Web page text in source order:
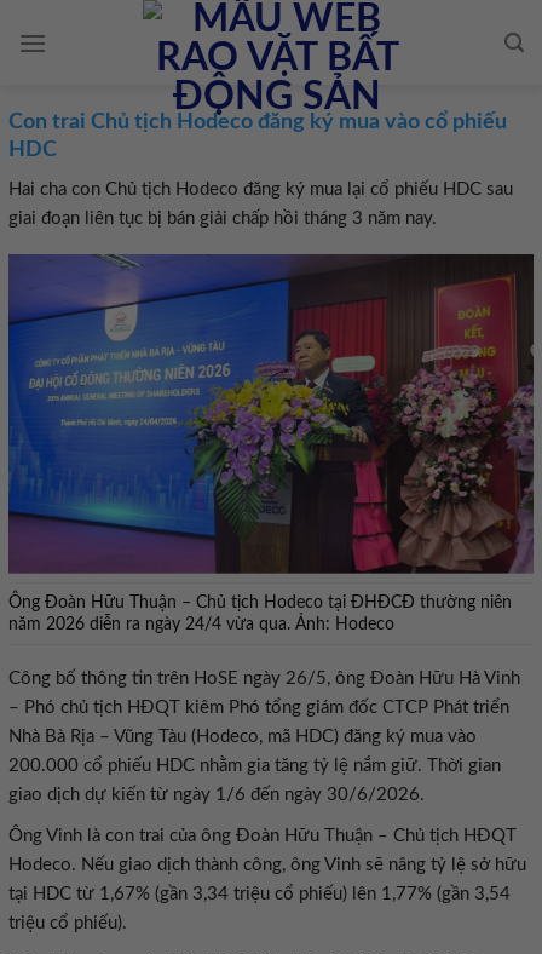
Con trai Chủ tịch Hodeco đăng ký mua vào cổ phiếu
HDC
Hai cha con Chủ tịch Hodeco đăng ký mua lại cổ phiếu HDC sau
giai đoạn liên tục bị bán giải chấp hồi tháng 3 năm nay.
Ông Đoàn Hữu Thuận – Chủ tịch Hodeco tại ĐHĐCĐ thường niên
năm 2026 diễn ra ngày 24/4 vừa qua. Ảnh: Hodeco
Công bố thông tin trên HoSE ngày 26/5, ông Đoàn Hữu Hà Vinh
– Phó chủ tịch HĐQT kiêm Phó tổng giám đốc CTCP Phát triển
Nhà Bà Rịa – Vũng Tàu (Hodeco, mã HDC) đăng ký mua vào
200.000 cổ phiếu HDC nhằm gia tăng tỷ lệ nắm giữ. Thời gian
giao dịch dự kiến từ ngày 1/6 đến ngày 30/6/2026.
Ông Vinh là con trai của ông Đoàn Hữu Thuận – Chủ tịch HĐQT
Hodeco. Nếu giao dịch thành công, ông Vinh sẽ nâng tỷ lệ sở hữu
tại HDC từ 1,67% (gần 3,34 triệu cổ phiếu) lên 1,77% (gần 3,54
triệu cổ phiếu).